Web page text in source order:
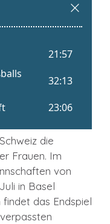
die
Frauen. Im
von
in Basel
das Endspiel